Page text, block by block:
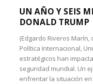
UN AÑO Y SEIS
DONALD TRUMP
(Edgardo Riveros
Política Internacional,
estratégicos han
seguridad mundial. Un
enfrentar la situación